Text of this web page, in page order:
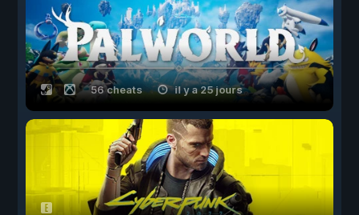
56 cheats il y a 25 jours